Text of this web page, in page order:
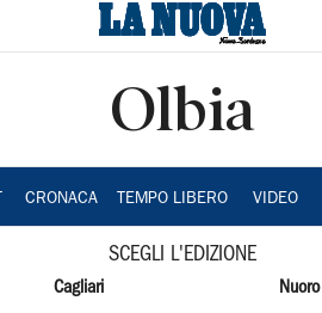
Olbia
CRONACA TEMPO LIBERO VIDEO
SCEGLI L'EDIZIONE
Cagliari Nuoro